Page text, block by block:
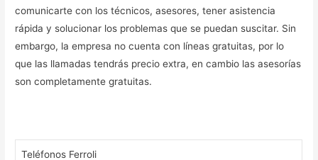
comunicarte con los técnicos, asesores, tener asistencia
rápida y solucionar los problemas que se puedan suscitar. Sin
embargo, la empresa no cuenta con líneas gratuitas, por lo
que las llamadas tendrás precio extra, en cambio las asesorías
son completamente gratuitas.
Teléfonos Ferroli